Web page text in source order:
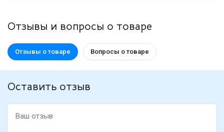
Отзывы и вопросы о товаре
Отзывы о товаре Вопросы о товаре
Оставить отзыв